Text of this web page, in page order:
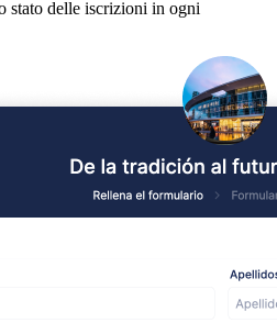
stato delle iscrizioni in ogni